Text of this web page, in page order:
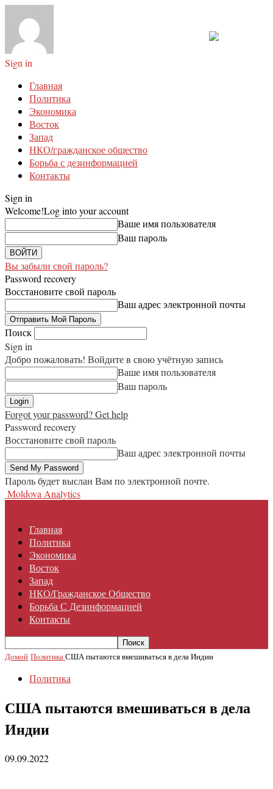
Sign in
Главная
Политика
Экономика
Восток
Запад
НКО/гражданское общество
Борьба с дезинформацией
Контакты
Sign in
Welcome!Log into your account
Ваше имя пользователя
Ваш пароль
Вы забыли свой пароль?
Password recovery
Восстановите свой пароль
Ваш адрес электронной почты
Поиск
Sign in
Добро пожаловать! Войдите в свою учётную запись
Ваше имя пользователя
Ваш пароль
Forgot your password? Get help
Password recovery
Восстановите свой пароль
Ваш адрес электронной почты
Пароль будет выслан Вам по электронной почте.
Moldova Analytics
Главная
Политика
Экономика
Восток
Запад
НКО/гражданское Общество
Борьба С Дезинформацией
Контакты
Домой ПолитикаСША пытаются вмешиваться в дела Индии
Политика
США пытаются вмешиваться в дела
Индии
09.09.2022